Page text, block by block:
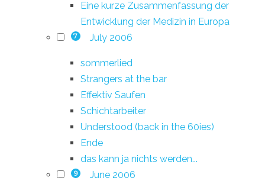
Eine kurze Zusammenfassung der
Entwicklung der Medizin in Europa
7 July 2006
sommerlied
Strangers at the bar
Effektiv Saufen
Schichtarbeiter
Understood (back in the 60ies)
Ende
das kann ja nichts werden...
9 June 2006